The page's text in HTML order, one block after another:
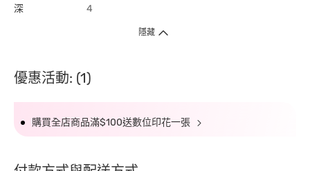
深 4
隱藏
優惠活動: (1)
購買全店商品滿$100送數位印花一張